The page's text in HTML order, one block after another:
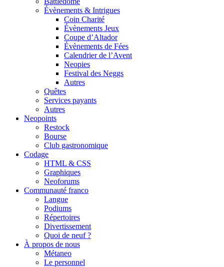
Évènements & Intrigues
Coin Charité
Évènements Jeux
Coupe d’Altador
Évènements de Fées
Calendrier de l’Avent
Neopies
Festival des Neggs
Autres
Quêtes
Services payants
Autres
Neopoints
Restock
Bourse
Club gastronomique
Codage
HTML & CSS
Graphiques
Neoforums
Communauté franco
Langue
Podiums
Répertoires
Divertissement
Quoi de neuf ?
À propos de nous
Métaneo
Le personnel